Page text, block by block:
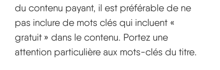
du contenu payant, il est préférable de ne
pas inclure de mots clés qui incluent «
gratuit » dans le contenu. Portez une
attention particulière aux mots-clés du titre.